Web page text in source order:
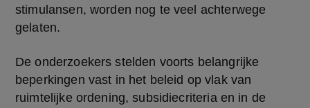
stimulansen, worden nog te veel achterwege
gelaten.
De onderzoekers stelden voorts belangrijke
beperkingen vast in het beleid op vlak van
ruimtelijke ordening, subsidiecriteria en in de